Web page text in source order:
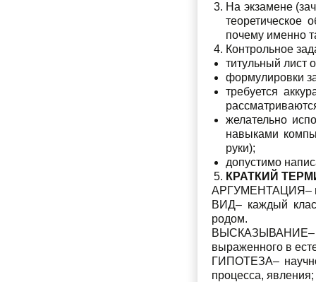
На экзамене
теоретическое
почему именно
Контрольное
титульный лист
формулировки
требуется
желательно
навыками
руки);
допустимо
КРАТКИЙ
АРГУМЕНТАЦИЯ–
ВИД– каждый
родом.
ВЫСКАЗЫВАНИЕ–
выраженного в
ГИПОТЕЗА–
процесса,